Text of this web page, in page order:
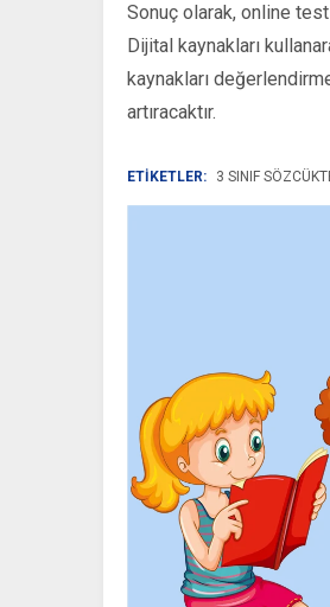
Sonuç olarak, online
Dijital kaynakları
kaynakları
artıracaktır.
ETİKETLER: 3 SINIF